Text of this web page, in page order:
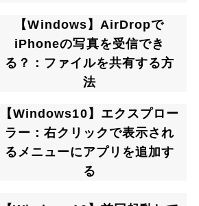
【Windows】AirDropで
iPhoneの写真を受信でき
る？：ファイルを共有する方
法
【Windows10】エクスプロー
ラー：右クリックで表示され
るメニューにアプリを追加す
る